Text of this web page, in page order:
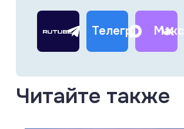
Телеграм Макс
Читайте также